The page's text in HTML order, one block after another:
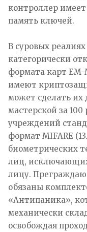
контроллер
память ключей.
В суровых
категорически
формата карт
имеют
может сделать
мастерской за
учреждений
формат MIFARE
биометрических
лиц, исключающих
лицу.
обязаны
«Антипаника»,
механически
освобождая